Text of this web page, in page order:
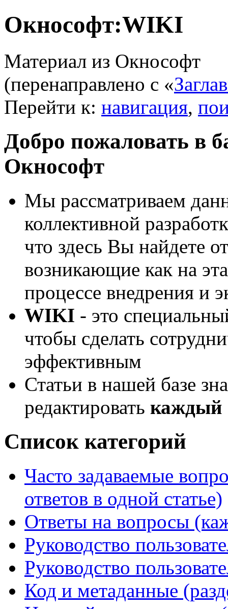
Окнософт:WIKI
Материал из Окнософт
(перенаправлено с «
Перейти к: навигация,
Добро пожаловать в
Окнософт
Мы рассматриваем
коллективной
что здесь Вы найдете
возникающие как на
процессе внедрения и
WIKI - это
чтобы сделать
эффективным
Статьи в нашей базе
редактировать каждый
Список категорий
Часто задаваемые
ответов в одной статье)
Ответы на вопросы
Руководство
Руководство
Код и метаданные